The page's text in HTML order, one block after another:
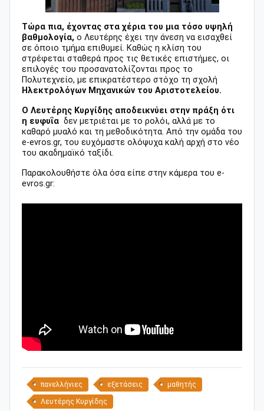
Τώρα πια, έχοντας στα χέρια του μια τόσο υψηλή
βαθμολογία, ο Λευτέρης έχει την άνεση να εισαχθεί
σε όποιο τμήμα επιθυμεί. Καθώς η κλίση του
στρέφεται σταθερά προς τις θετικές επιστήμες, οι
επιλογές του προσανατολίζονται προς το
Πολυτεχνείο, με επικρατέστερο στόχο τη σχολή
Ηλεκτρολόγων Μηχανικών του Αριστοτελείου.
Ο Λευτέρης Κυργίδης αποδεικνύει στην πράξη ότι
η ευφυΐα δεν μετριέται με το ρολόι, αλλά με το
καθαρό μυαλό και τη μεθοδικότητα. Από την ομάδα του
e-evros.gr, του ευχόμαστε ολόψυχα καλή αρχή στο νέο
του ακαδημαϊκό ταξίδι.
Παρακολουθήστε όλα όσα είπε στην κάμερα του e-
evros.gr:
πανελλήνιες εξετάσεις μαθητής
Λευτέρης Κυργίδης